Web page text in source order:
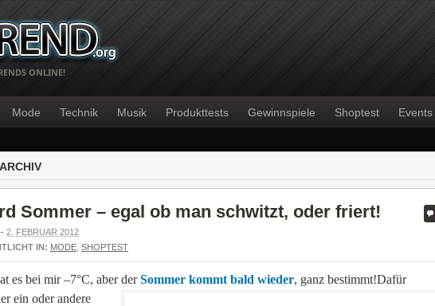
ONLINE!
Mode Technik Musik Produkttests Gewinnspiele Shoptest Events
Sommer – egal ob man schwitzt, oder friert!
– 2. FEBRUAR 2012
IN: MODE SHOPTEST
es bei mir –7°C, aber derSommer kommt bald wieder, ganz bestimmt!Dafür
ein oder andere